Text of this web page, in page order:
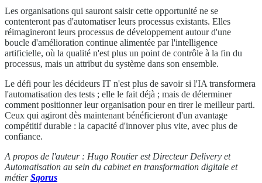
Les organisations qui sauront saisir cette opportunité ne se
contenteront pas d'automatiser leurs processus existants. Elles
réimagineront leurs processus de développement autour d'une
boucle d'amélioration continue alimentée par l'intelligence
artificielle, où la qualité n'est plus un point de contrôle à la fin du
processus, mais un attribut du système dans son ensemble.
Le défi pour les décideurs IT n'est plus de savoir si l'IA transformera
l'automatisation des tests ; elle le fait déjà ; mais de déterminer
comment positionner leur organisation pour en tirer le meilleur parti.
Ceux qui agiront dès maintenant bénéficieront d'un avantage
compétitif durable : la capacité d'innover plus vite, avec plus de
confiance.
A propos de l'auteur : Hugo Routier est Directeur Delivery et
Automatisation au sein du cabinet en transformation digitale et
métierSqorus